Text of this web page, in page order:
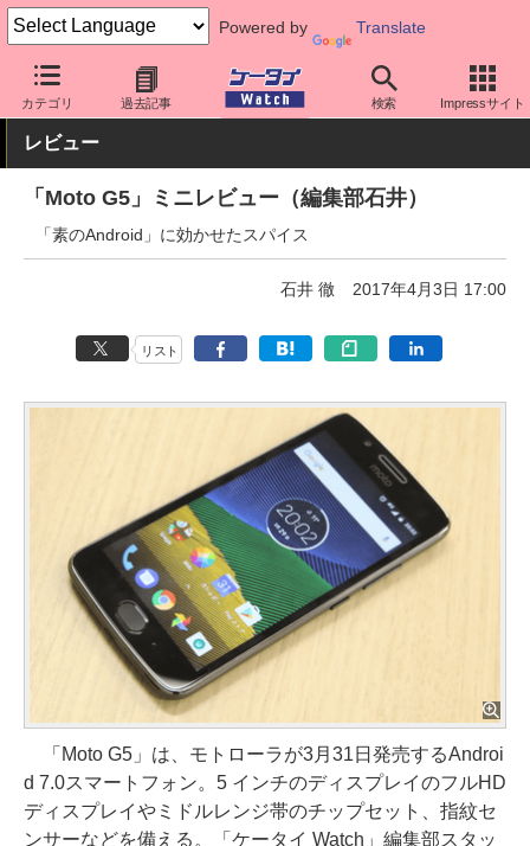
Powered by Translate
カテゴリ 過去記事 検索 Impressサイト
ケータイ Watch 格安スマホ/格安SIM 格安スマホ/SIMフリースマ
レビュー
「Moto G5」ミニレビュー（編集部石井）
「素のAndroid」に効かせたスパイス
石井 徹 2017年4月3日 17:00
リスト
「Moto G5」は、モトローラが3月31日発売するAndroi
d 7.0スマートフォン。5 インチのディスプレイのフルHD
ディスプレイやミドルレンジ帯のチップセット、指紋セ
ンサーなどを備える。「ケータイ Watch」編集部スタッ